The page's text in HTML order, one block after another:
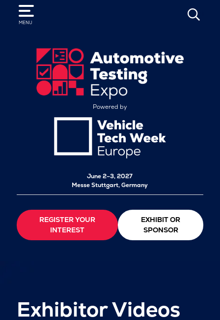
MENU
SEARCH
Powered by
June 2–3, 2027
Messe Stuttgart, Germany
REGISTER YOUR
INTEREST
EXHIBIT OR
SPONSOR
Exhibitor Videos